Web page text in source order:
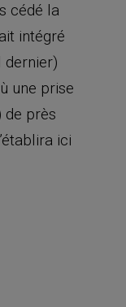
cédé la
intégré
une prise
de près
ici